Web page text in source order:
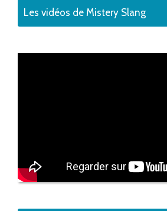
Les vidéos de Mistery Slang